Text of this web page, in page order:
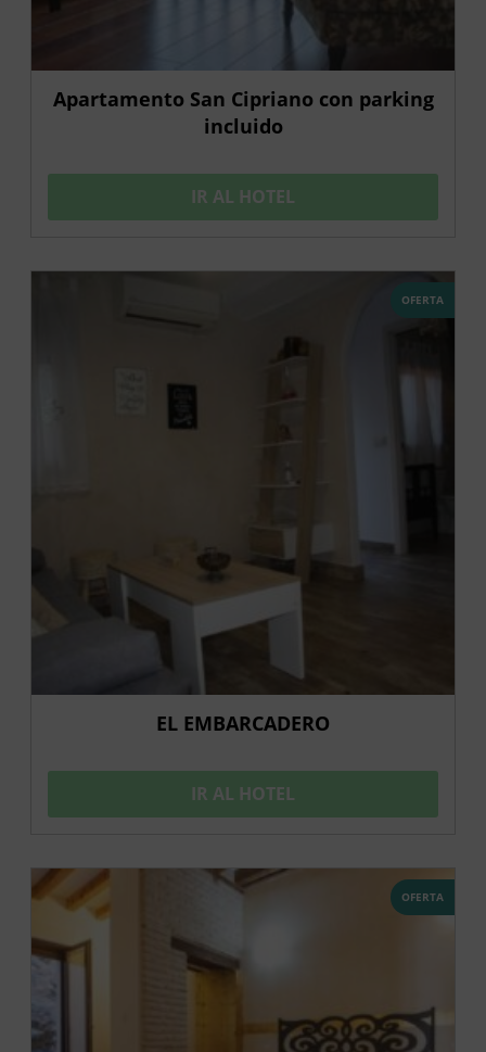
Apartamento San Cipriano con parking
incluido
IR AL HOTEL
OFERTA
EL EMBARCADERO
IR AL HOTEL
OFERTA